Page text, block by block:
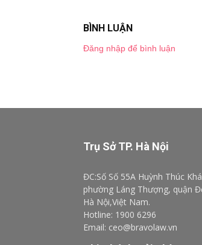
BÌNH LUẬN
Đăng nhập để bình luận
Trụ Sở TP. Hà Nội
ĐC:Số Số 55A Huỳnh Thúc
phường Láng Thượng, quận
Hà Nội,Việt Nam.
Hotline: 1900 6296
Email: ceo@bravolaw.vn